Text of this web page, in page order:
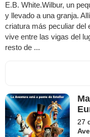
E.B. White.Wilbur, un
y llevado a una granja.
criatura más peculiar del
vive entre las vigas del
resto de ...
27